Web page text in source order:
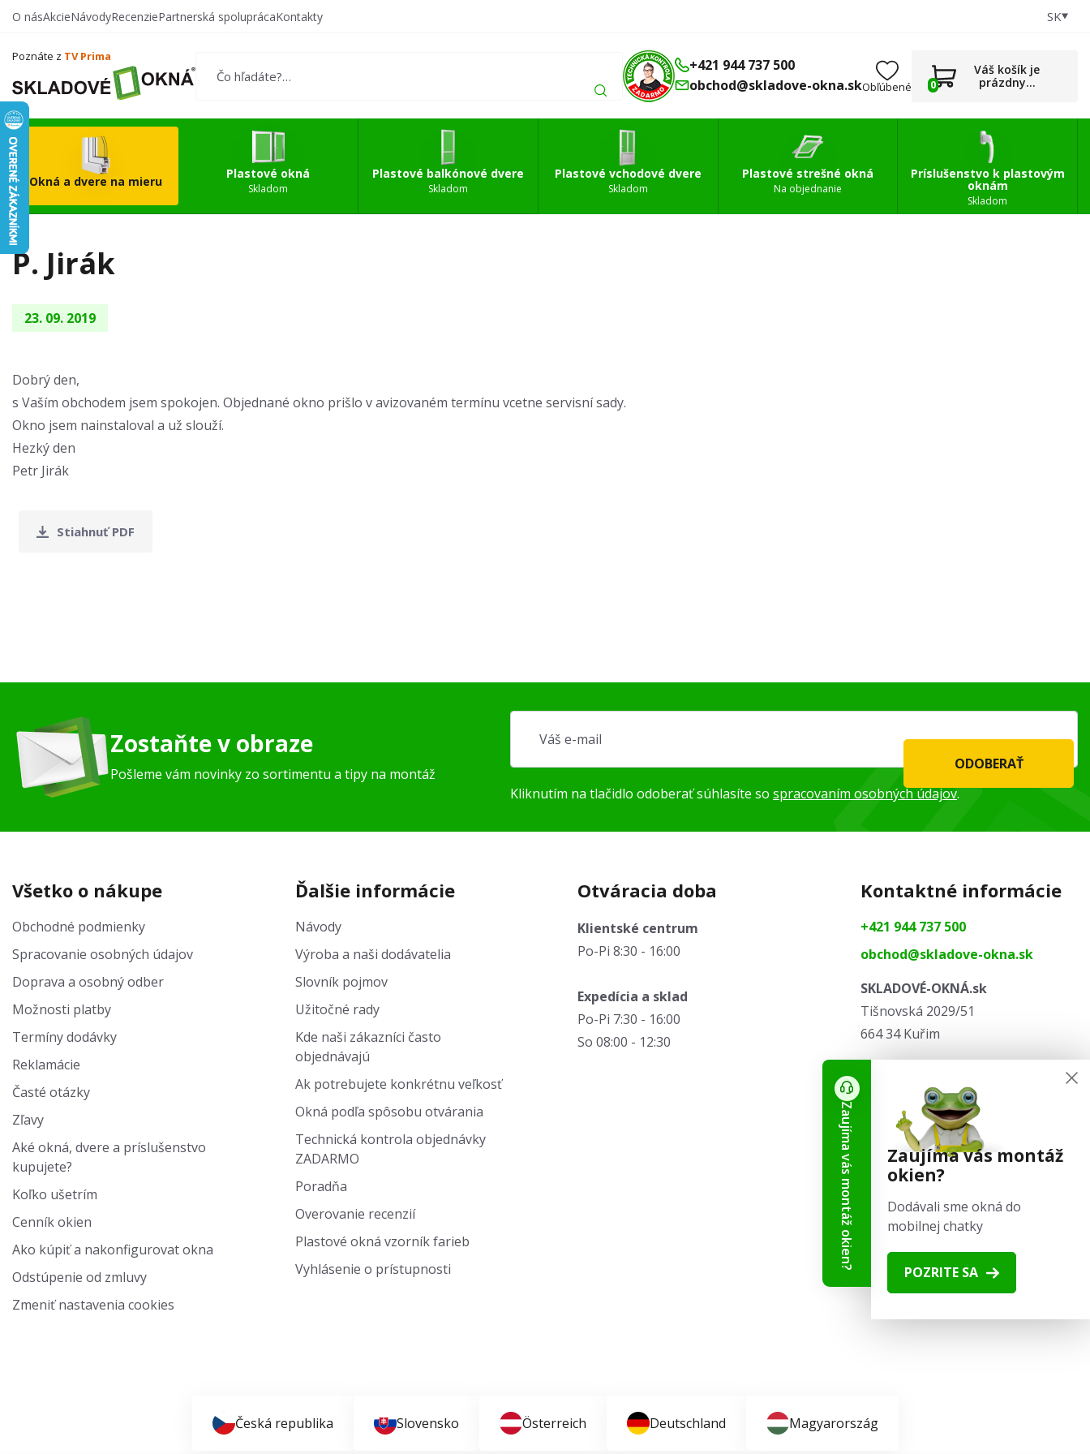
Vytvorte si vlastný
0
O násAkcieNávodyRecenziePartnerská spoluprácaKontakty SK
Poznáte z TV Prima
+421 944 737 500
obchod@skladove-okna.skObľúbené 0
Váš košík je
prázdny...
Okná a dvere na mieru
Plastové okná
Skladom
Plastové balkónové dvere
Skladom
Plastové vchodové dvere
Skladom
Plastové strešné okná
Na objednanie
Príslušenstvo k plastovým
oknám
Skladom
P. Jirák
23. 09. 2019
Dobrý den,
s Vaším obchodem jsem spokojen. Objednané okno prišlo v avizovaném termínu vcetne servisní sady.
Okno jsem nainstaloval a už slouží.
Hezký den
Petr Jirák
Stiahnuť PDF
Zostaňte v obraze
Pošleme vám novinky zo sortimentu a tipy na montáž
ODOBERAŤ
Kliknutím na tlačidlo odoberať súhlasíte so spracovaním osobných údajov.
Všetko o nákupe
Obchodné podmienky
Spracovanie osobných údajov
Doprava a osobný odber
Možnosti platby
Termíny dodávky
Reklamácie
Časté otázky
Zľavy
Aké okná, dvere a príslušenstvo
kupujete?
Koľko ušetrím
Cenník okien
Ako kúpiť a nakonfigurovat okna
Odstúpenie od zmluvy
Zmeniť nastavenia cookies
Ďalšie informácie
Návody
Výroba a naši dodávatelia
Slovník pojmov
Užitočné rady
Kde naši zákazníci často
objednávajú
Ak potrebujete konkrétnu veľkosť
Okná podľa spôsobu otvárania
Technická kontrola objednávky
ZADARMO
Poradňa
Overovanie recenzií
Plastové okná vzorník farieb
Vyhlásenie o prístupnosti
Otváracia doba
Klientské centrum
Po-Pi 8:30 - 16:00
Expedícia a sklad
Po-Pi 7:30 - 16:00
So 08:00 - 12:30
Kontaktné informácie
+421 944 737 500
obchod@skladove-okna.sk
SKLADOVÉ-OKNÁ.sk
Tišnovská 2029/51
664 34 Kuřim
Sledujte nás
Česká republika Slovensko Österreich Deutschland Magyarország
Zaujíma vás montáž
okien?
Dodávali sme okná do
mobilnej chatky
POZRITE SA
Zaujíma vás montáž okien?